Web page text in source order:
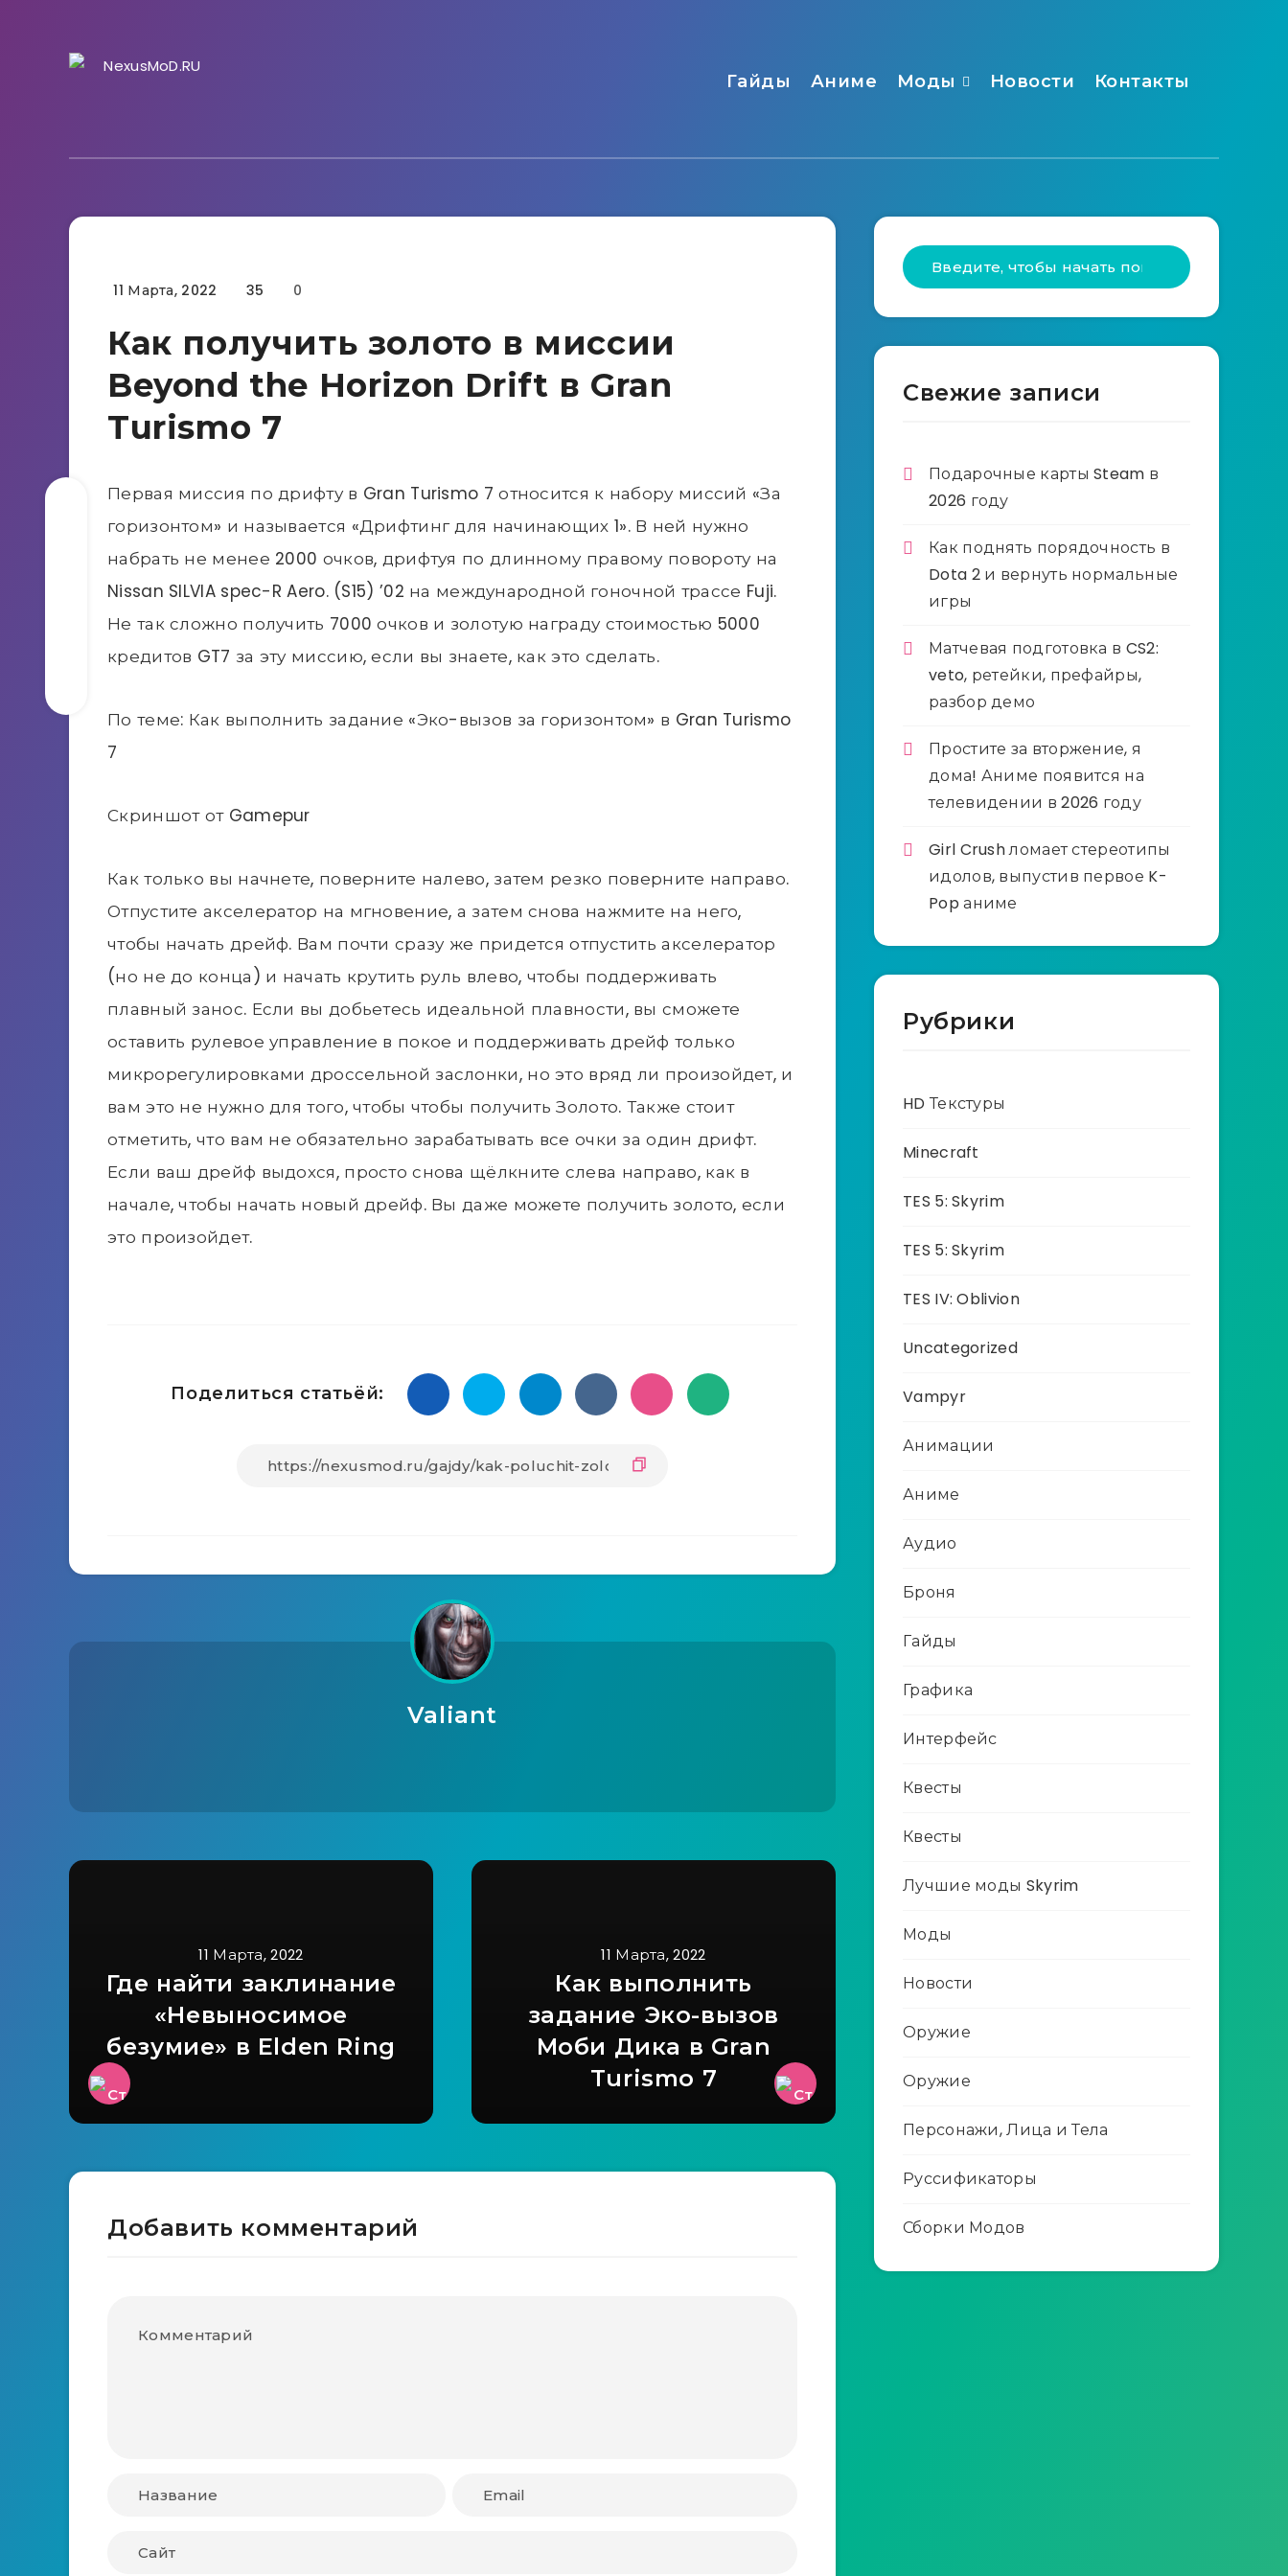
Гайды Аниме Моды Новости Контакты
Гайды
11 Марта, 2022 35 0
Как получить золото в миссии
Beyond the Horizon Drift в Gran
Turismo 7
Первая миссия по дрифту в Gran Turismo 7 относится к набору миссий «За
горизонтом» и называется «Дрифтинг для начинающих 1». В ней нужно
набрать не менее 2000 очков, дрифтуя по длинному правому повороту на
Nissan SILVIA spec-R Aero. (S15) ’02 на международной гоночной трассе Fuji.
Не так сложно получить 7000 очков и золотую награду стоимостью 5000
кредитов GT7 за эту миссию, если вы знаете, как это сделать.
По теме: Как выполнить задание «Эко-вызов за горизонтом» в Gran Turismo
7
Скриншот от Gamepur
Как только вы начнете, поверните налево, затем резко поверните направо.
Отпустите акселератор на мгновение, а затем снова нажмите на него,
чтобы начать дрейф. Вам почти сразу же придется отпустить акселератор
(но не до конца) и начать крутить руль влево, чтобы поддерживать
плавный занос. Если вы добьетесь идеальной плавности, вы сможете
оставить рулевое управление в покое и поддерживать дрейф только
микрорегулировками дроссельной заслонки, но это вряд ли произойдет, и
вам это не нужно для того, чтобы чтобы получить Золото. Также стоит
отметить, что вам не обязательно зарабатывать все очки за один дрифт.
Если ваш дрейф выдохся, просто снова щёлкните слева направо, как в
начале, чтобы начать новый дрейф. Вы даже можете получить золото, если
это произойдет.
Поделиться статьёй:
Valiant
11 Марта, 2022
Где найти заклинание
«Невыносимое
безумие» в Elden Ring
11 Марта, 2022
Как выполнить
задание Эко-вызов
Моби Дика в Gran
Turismo 7
Добавить комментарий
Свежие записи
Подарочные карты Steam в
2026 году
Как поднять порядочность в
Dota 2 и вернуть нормальные
игры
Матчевая подготовка в CS2:
veto, ретейки, префайры,
разбор демо
Простите за вторжение, я
дома! Аниме появится на
телевидении в 2026 году
Girl Crush ломает стереотипы
идолов, выпустив первое K-
Pop аниме
Рубрики
HD Текстуры
Minecraft
TES 5: Skyrim
TES 5: Skyrim
TES IV: Oblivion
Uncategorized
Vampyr
Анимации
Аниме
Аудио
Броня
Гайды
Графика
Интерфейс
Квесты
Квесты
Лучшие моды Skyrim
Моды
Новости
Оружие
Оружие
Персонажи, Лица и Тела
Руссификаторы
Сборки Модов